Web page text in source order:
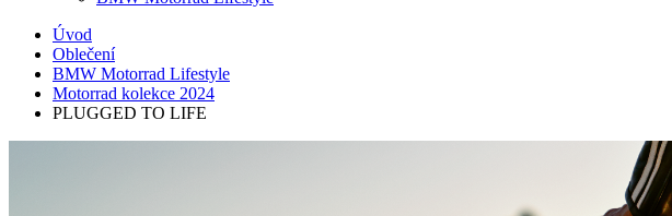
Úvod
Oblečení
BMW Motorrad Lifestyle
Motorrad kolekce 2024
PLUGGED TO LIFE